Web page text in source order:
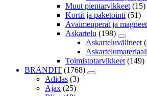
Muut pientarvikkeet (15)
Kortit ja paketointi (51)
Avaimenperät ja
Askartelu (198)
Askarteluvälineet
Toimistotarvikkeet (149)
BRÄNDIT (1768)
Adidas (3)
Ajax (25)